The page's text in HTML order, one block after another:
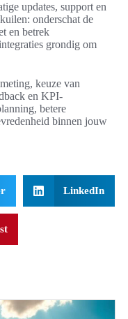
updates, support en
onderschat de
en betrek
grondig om
keuze van
en KPI-
betere
binnen jouw
LinkedIn